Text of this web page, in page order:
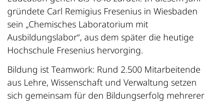
gründete Carl Remigius Fresenius in Wiesbaden
sein „Chemisches Laboratorium mit
Ausbildungslabor“, aus dem später die heutige
Hochschule Fresenius hervorging.
Bildung ist Teamwork: Rund 2.500 Mitarbeitende
aus Lehre, Wissenschaft und Verwaltung setzen
sich gemeinsam für den Bildungserfolg mehrerer